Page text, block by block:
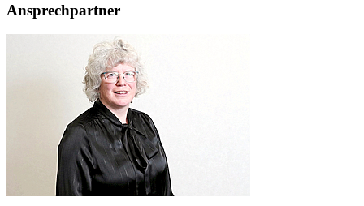
Ansprechpartner